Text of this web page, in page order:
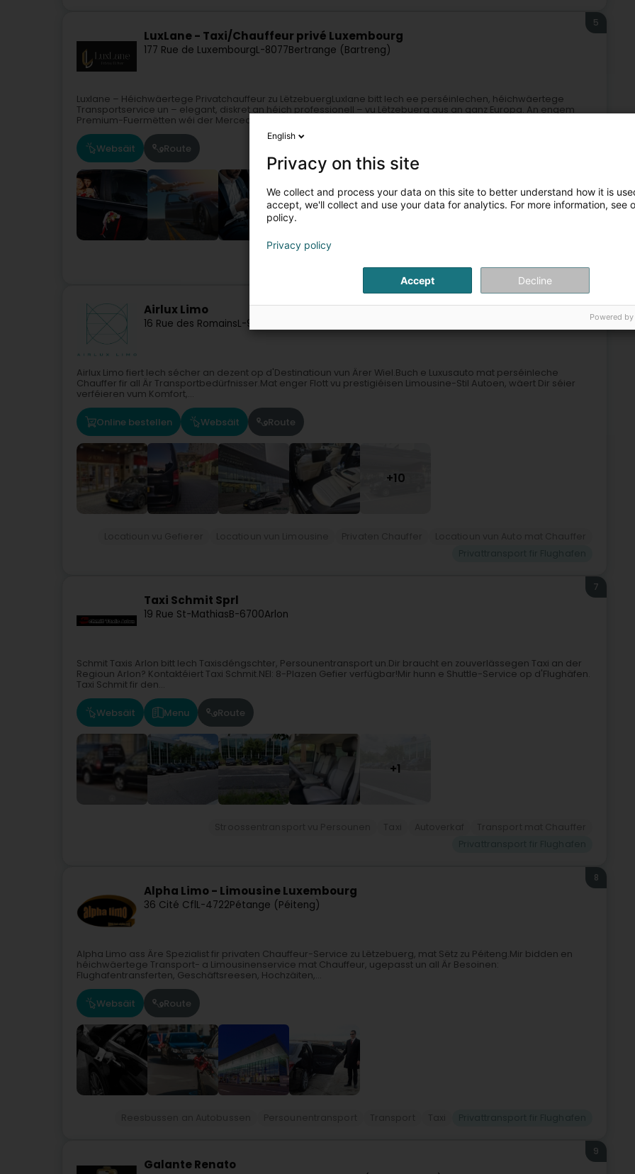
LuxLane - Taxi/Chauffeur privé Luxembourg
177 Rue de LuxembourgL-8077Bertrange (Bartreng)
5
Luxlane – Héichwäertege Privatchauffeur zu LëtzebuergLuxlane bitt Iech ee perséinlechen, héichwäertege
Transportservice un – elegant, diskret an héich professionell – vu Lëtzebuerg aus an ganz Europa. An engem
Premium-Fuermëtten wéi der Mercedes...
Websäit Route
Airlux Limo
16 Rue des RomainsL-9071
Airlux Limo fiert Iech sécher an dezent op d'Destinatioun vun Ärer Wiel.Buch e Luxusauto mat perséinleche
Chauffer fir all Är Transportbedürfnisser.Mat enger Flott vu prestigiéisen Limousine-Stil Autoen, wäert Dir séier
verféieren vum Komfort,...
Online bestellen Websäit Route
+10
Taxi Schmit Sprl
19 Rue St-MathiasB-6700Arlon
7
Schmit Taxis Arlon bitt Iech Taxisdéngschter, Persounentransport un.Dir braucht en zouverlässegen Taxi an der
Regioun Arlon? Kontaktéiert Taxi Schmit.NEI: 8-Plazen Gefier verfügbar!Mir hunn e Shuttle-Service op d'Flughäfen.
Taxi Schmit fir den...
Websäit Menu Route
+1
Alpha Limo - Limousine Luxembourg
36 Cité CflL-4722Pétange (Péiteng)
8
Alpha Limo ass Äre Spezialist fir privaten Chauffeur-Service zu Lëtzebuerg, mat Sëtz zu Péiteng.Mir bidden en
héichwäertege Transport- a Limousinenservice mat Chauffeur, ugepasst un all Är Besoinen:
Flughafentransferten, Geschäftsreesen, Hochzäiten,...
Websäit Route
Galante Renato
9
English
Privacy on this site
We collect and process your data on this site to better understand how it is
accept, we'll collect and use your data for analytics. For more information, see
policy.
Privacy policy
Accept Decline
Powered by